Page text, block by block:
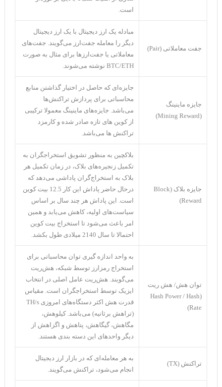
است.
جفت معاملاتی (Pair)
مبادله یک ارز دیجیتال با یک ارز دیجیتال
دیگر را معامله جفت‌ارز می‌گویند. جفت‌های
معاملاتی یا جفت‌ارزها برای مثال به صورت
BTC/ETH نوشته می‌شوند.
جایزه ماینینگ
(Mining Reward)
جایزه‌ای که حاصل در اختیار گذاشتن منابع
محاسباتی برای پردازش تراکنش‌ها
می‌باشد. جایزه‌های ماینینگ معمولا ترکیبی
از کوین های تازه صادر شده و کارمزد
تراکنش ها می‌باشد.
جایزه بلاک (Block
Reward)
بلاکچین به منظور تشویق استخراجگران به
تکمیل زنجیره‌های بلاک، در زمان تکمیل هر
بلاک به استخراج‌گران پاداشی می‌دهد که
درحال حاضر پاداش این کار 12.5 بیت کوین
است. این پاداش هر چند سال بر اساس
سیاست‌های اولیه، کاهش می‌یابد و همین
امر باعث می‌شود تا استخراج بیت کوین
احتمالا تا سال 2140 میلادی طول بکشد.
توان هش/ هش ریت
(Hash Power / Hash
Rate)
به واحد اندازه گیری توان محاسباتی برای
استخراج رمزارز توسط شبکه، هش‌ریت
می‌گویند. هش‌ریت عامل اصلی در انتخاب
ایزیک توسط استخراجگران است. مقیاس
قدرت هش اکثر دستگاه‌های امروزی TH/s
(تراهش برثانیه) می‌باشد. کیلوهش،
مگاهش، گیگاهش، پتاهش و اگزا‌هش از
دیگر واحدهای این دسته بندی هستند.
تراکنش (TX)
به هر معامله‌ای که در بازار ارز دیجیتال
انجام می‌شود، تراکنش می‌گویند.